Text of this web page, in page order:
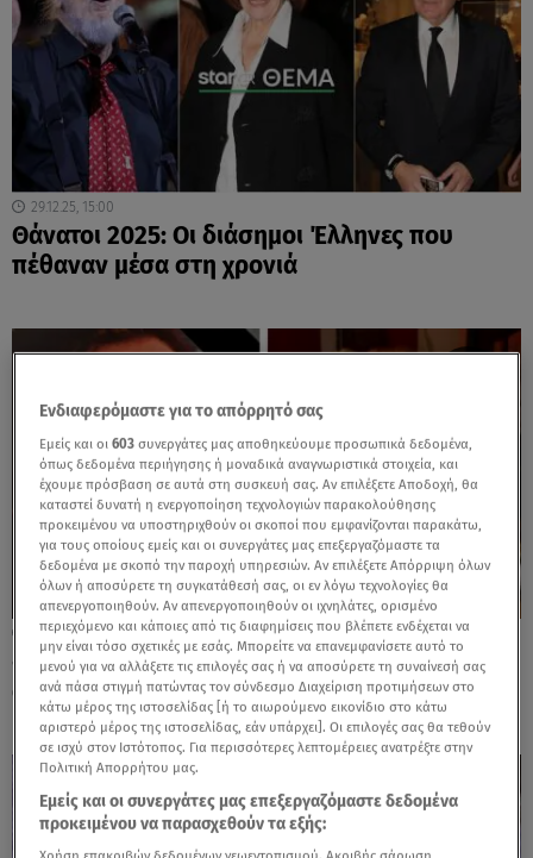
29.12.25, 15:00
Θάνατοι 2025: Οι διάσημοι Έλληνες που
πέθαναν μέσα στη χρονιά
11.08.25, 21:25
«Γιατί δε με άκουσες;»: Αντίο στη Σεϊρλή
από την πρώην σύζυγο του Γαλανού
Ενδιαφερόμαστε για το απόρρητό σας
Εμείς και οι603 συνεργάτες μας αποθηκεύουμε προσωπικά δεδομένα,
όπως δεδομένα περιήγησης ή μοναδικά αναγνωριστικά στοιχεία, και
έχουμε πρόσβαση σε αυτά στη συσκευή σας. Αν επιλέξετε Αποδοχή, θα
καταστεί δυνατή η ενεργοποίηση τεχνολογιών παρακολούθησης
προκειμένου να υποστηριχθούν οι σκοποί που εμφανίζονται παρακάτω,
για τους οποίους εμείς και οι συνεργάτες μας επεξεργαζόμαστε τα
δεδομένα με σκοπό την παροχή υπηρεσιών. Αν επιλέξετε Απόρριψη όλων
όλων ή αποσύρετε τη συγκατάθεσή σας, οι εν λόγω τεχνολογίες θα
απενεργοποιηθούν. Αν απενεργοποιηθούν οι ιχνηλάτες, ορισμένο
περιεχόμενο και κάποιες από τις διαφημίσεις που βλέπετε ενδέχεται να
μην είναι τόσο σχετικές με εσάς. Μπορείτε να επανεμφανίσετε αυτό το
μενού για να αλλάξετε τις επιλογές σας ή να αποσύρετε τη συναίνεσή σας
ανά πάσα στιγμή πατώντας τον σύνδεσμο Διαχείριση προτιμήσεων στο
κάτω μέρος της ιστοσελίδας [ή το αιωρούμενο εικονίδιο στο κάτω
αριστερό μέρος της ιστοσελίδας, εάν υπάρχει]. Οι επιλογές σας θα τεθούν
σε ισχύ στον Ιστότοπος. Για περισσότερες λεπτομέρειες ανατρέξτε στην
Πολιτική Απορρήτου μας.
Εμείς και οι συνεργάτες μας επεξεργαζόμαστε δεδομένα
προκειμένου να παρασχεθούν τα εξής: